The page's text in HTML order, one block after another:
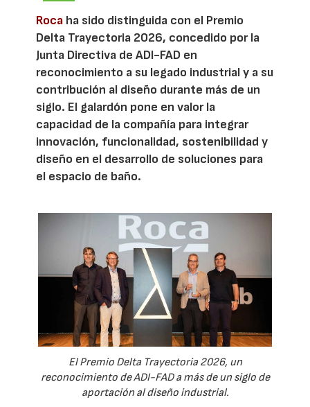
Roca ha sido distinguida con el Premio
Delta Trayectoria 2026, concedido por la
Junta Directiva de ADI-FAD en
reconocimiento a su legado industrial y a su
contribución al diseño durante más de un
siglo. El galardón pone en valor la
capacidad de la compañía para integrar
innovación, funcionalidad, sostenibilidad y
diseño en el desarrollo de soluciones para
el espacio de baño.
El Premio Delta Trayectoria 2026, un
reconocimiento de ADI-FAD a más de un siglo de
aportación al diseño industrial.